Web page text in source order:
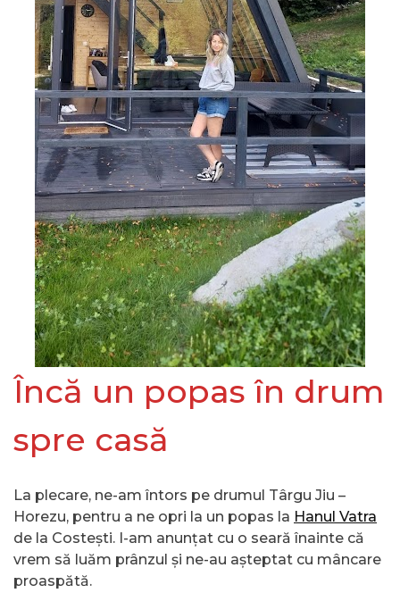
Încă un popas în drum
spre casă
La plecare, ne-am întors pe drumul Târgu Jiu –
Horezu, pentru a ne opri la un popas la Hanul Vatra
de la Costești. I-am anunțat cu o seară înainte că
vrem să luăm prânzul și ne-au așteptat cu mâncare
proaspătă.